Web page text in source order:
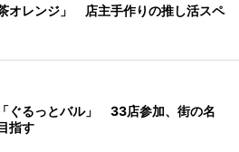
オレンジ」 店主手作りの推し活スペ
ぐるっとバル」 33店参加、街の名
指す